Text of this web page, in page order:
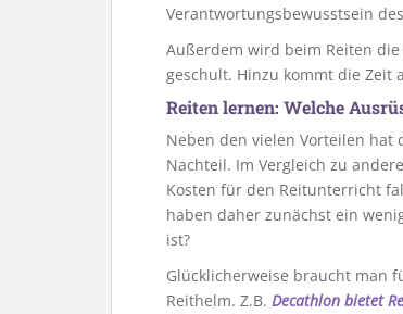
Verantwortungsbewusstsein
Außerdem wird beim Reiten
geschult. Hinzu kommt die Zeit
Reiten lernen: Welche
Neben den vielen Vorteilen hat
Nachteil. Im Vergleich zu
Kosten für den Reitunterricht
haben daher zunächst ein
ist?
Glücklicherweise braucht man
Reithelm. Z.B. Decathlon bietet